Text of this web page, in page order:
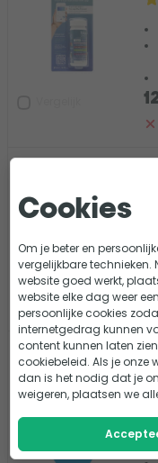
Vergelijk
Cookies
Om je beter en
vergelijkbare
website goed werkt,
website elke dag weer
persoonlijke cookies
internetgedrag kunnen
content kunnen laten
cookiebeleid. Als je onze
dan is het nodig dat je
weigeren, plaatsen we